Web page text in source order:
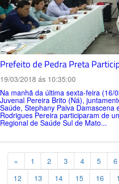
Prefeito de Pedra Preta
19/03/2018 ás 10:35:00
Na manhã da última sexta-feira (16/
Juvenal Pereira Brito (Ná),
Saúde, Stephany Paiva Damascena
Rodrigues Pereira participaram de
Regional de Saúde Sul de Mato...
« Previous
1 2 3 4 5 6
12
13 14 15 16